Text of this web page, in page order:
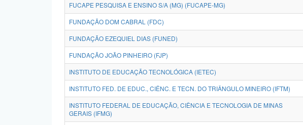
FUCAPE PESQUISA E ENSINO S/A (MG) (FUCAPE-MG)
FUNDAÇÃO DOM CABRAL (FDC)
FUNDAÇÃO EZEQUIEL DIAS (FUNED)
FUNDAÇÃO JOÃO PINHEIRO (FJP)
INSTITUTO DE EDUCAÇÃO TECNOLÓGICA (IETEC)
INSTITUTO FED. DE EDUC., CIÊNC. E TECN. DO TRIÂNGULO MINEIRO (IFTM)
INSTITUTO FEDERAL DE EDUCAÇÃO, CIÊNCIA E TECNOLOGIA DE MINAS
GERAIS (IFMG)